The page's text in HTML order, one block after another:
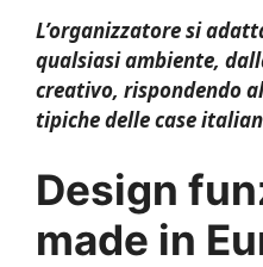
L’organizzatore si
qualsiasi ambiente,
creativo, rispondendo
tipiche delle case
Design
made in